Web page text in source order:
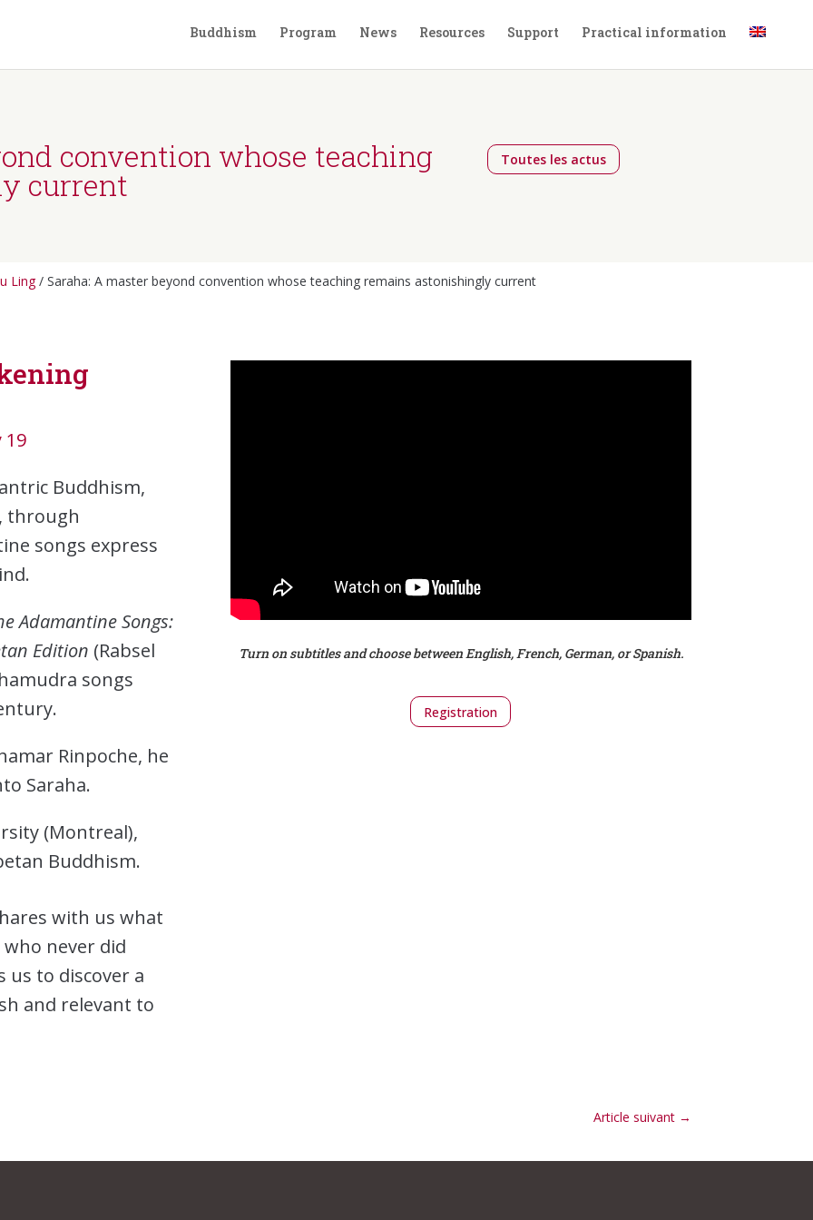
Buddhism Program News Resources Support Practical information
convention whose teaching
current
Toutes les actus
Ling/Saraha: A master beyond convention whose teaching remains astonishingly current
19
Buddhism,
through
songs express
Adamantine Songs:
Edition (Rabsel
songs
Rinpoche, he
Saraha.
(Montreal),
Buddhism.
with us what
never did
us to discover a
and relevant to
Turn on subtitles and choose between English, French, German, or Spanish.
Registration
Article suivant→